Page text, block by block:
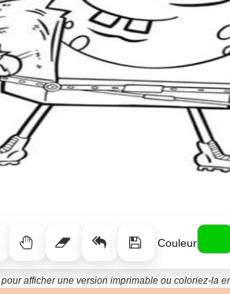
Couleur
pour afficher une version imprimable ou coloriez-la